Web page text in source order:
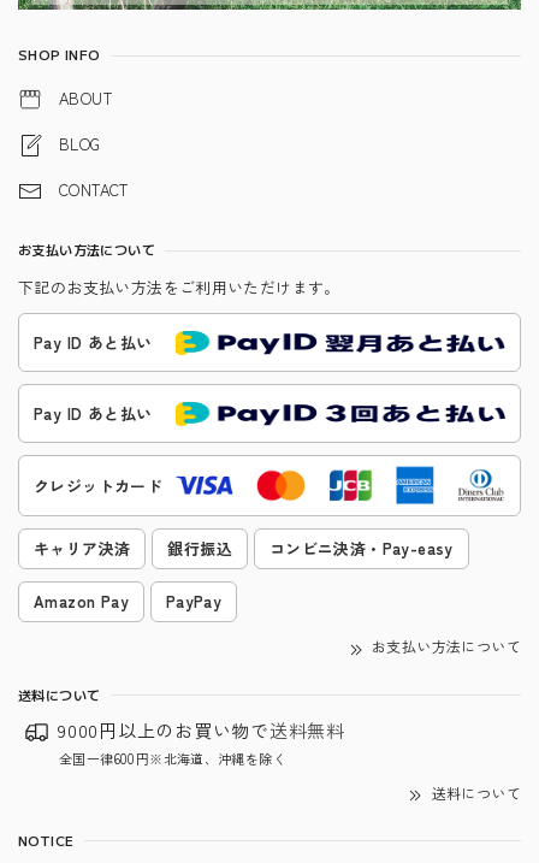
SHOP INFO
ABOUT
BLOG
CONTACT
お支払い方法について
下記のお支払い方法をご利用いただけます。
Pay ID あと払い
Pay ID あと払い
クレジットカード
キャリア決済 銀行振込 コンビニ決済・Pay-easy
Amazon Pay PayPay
お支払い方法について
送料について
9000円以上のお買い物で送料無料
全国一律600円※北海道、沖縄を除く
送料について
NOTICE